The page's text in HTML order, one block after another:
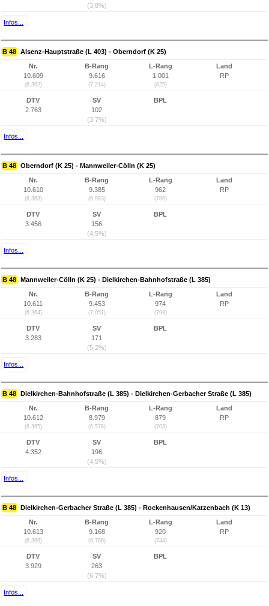
(3,8%)
Infos...
B 48 Alsenz-Hauptstraße (L 403) - Oberndorf (K 25)
Nr.
10.609
(6.362)
B-Rang
9.616
(7.214)
L-Rang
1.001
(825)
Land
RP
DTV
2.763
SV
102
(3,7%)
BPL
Infos...
B 48 Oberndorf (K 25) - Mannweiler-Cölln (K 25)
Nr.
10.610
(6.363)
B-Rang
9.385
(6.983)
L-Rang
962
(786)
Land
RP
DTV
3.456
SV
156
(4,5%)
BPL
Infos...
B 48 Mannweiler-Cölln (K 25) - Dielkirchen-Bahnhofstraße (L 385)
Nr.
10.611
(6.364)
B-Rang
9.453
(7.051)
L-Rang
974
(798)
Land
RP
DTV
3.283
SV
171
(5,2%)
BPL
Infos...
B 48 Dielkirchen-Bahnhofstraße (L 385) - Dielkirchen-Gerbacher Straße (L 385)
Nr.
10.612
(6.365)
B-Rang
8.979
(6.578)
L-Rang
879
(703)
Land
RP
DTV
4.352
SV
196
(4,5%)
BPL
Infos...
B 48 Dielkirchen-Gerbacher Straße (L 385) - Rockenhausen/Katzenbach (K 13)
Nr.
10.613
(6.366)
B-Rang
9.168
(6.766)
L-Rang
920
(744)
Land
RP
DTV
3.929
SV
263
(6,7%)
BPL
Infos...